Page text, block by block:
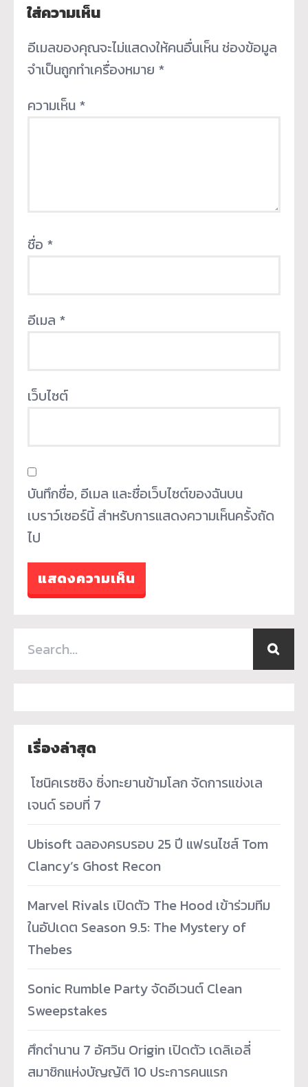
ใส่ความเห็น
อีเมลของคุณจะไม่แสดงให้คนอื่นเห็น ช่องข้อมูล
จำเป็นถูกทำเครื่องหมาย *
ความเห็น *
ชื่อ *
อีเมล *
เว็บไซต์
บันทึกชื่อ, อีเมล และชื่อเว็บไซต์ของฉันบน
เบราว์เซอร์นี้ สำหรับการแสดงความเห็นครั้งถัด
ไป
เรื่องล่าสุด
­ โซนิคเรซซิง ซิ่งทะยานข้ามโลก จัดการแข่งเล
เจนด์ รอบที่ 7
Ubisoft ฉลองครบรอบ 25 ปี แฟรนไชส์ Tom
Clancy’s Ghost Recon
Marvel Rivals เปิดตัว The Hood เข้าร่วมทีม
ในอัปเดต Season 9.5: The Mystery of
Thebes
Sonic Rumble Party จัดอีเวนต์ Clean
Sweepstakes
ศึกตำนาน 7 อัศวิน Origin เปิดตัว เดลิเอลี่
สมาชิกแห่งบัญญัติ 10 ประการคนแรก